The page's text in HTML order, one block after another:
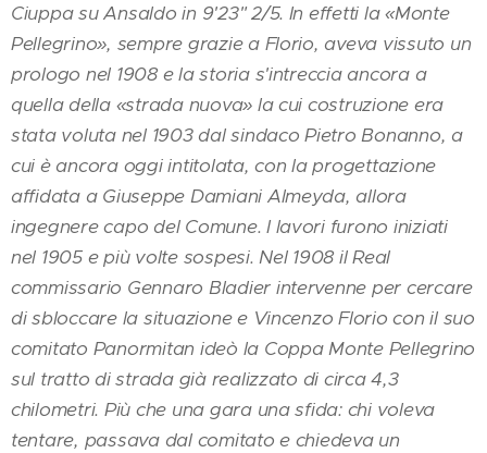
Ciuppa su Ansaldo in 9'23" 2/5. In effetti la «Monte
Pellegrino», sempre grazie a Florio, aveva vissuto un
prologo nel 1908 e la storia s'intreccia ancora a
quella della «strada nuova» la cui costruzione era
stata voluta nel 1903 dal sindaco Pietro Bonanno, a
cui è ancora oggi intitolata, con la progettazione
affidata a Giuseppe Damiani Almeyda, allora
ingegnere capo del Comune. I lavori furono iniziati
nel 1905 e più volte sospesi. Nel 1908 il Real
commissario Gennaro Bladier intervenne per cercare
di sbloccare la situazione e Vincenzo Florio con il suo
comitato Panormitan ideò la Coppa Monte Pellegrino
sul tratto di strada già realizzato di circa 4,3
chilometri. Più che una gara una sfida: chi voleva
tentare, passava dal comitato e chiedeva un